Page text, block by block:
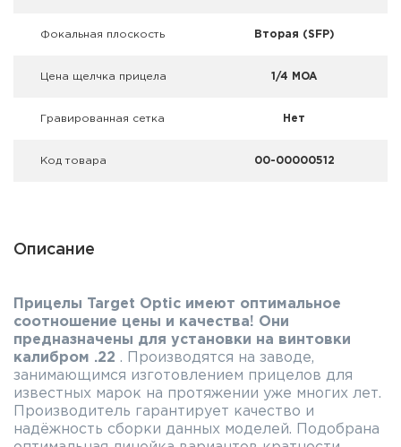
Фокальная плоскость Вторая (SFP)
Цена щелчка прицела 1/4 MOA
Гравированная сетка Нет
Код товара 00-00000512
Описание
Прицелы Target Optic имеют оптимальное
соотношение цены и качества! Они
предназначены для установки на винтовки
калибром .22 . Производятся на заводе,
занимающимся изготовлением прицелов для
известных марок на протяжении уже многих лет.
Производитель гарантирует качество и
надёжность сборки данных моделей. Подобрана